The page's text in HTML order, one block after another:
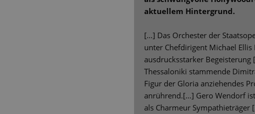
aktuellem Hintergrund.
[…] Das Orchester der
unter Chefdirigent Michael
ausdrucksstarker Begeisterung
Thessaloniki stammende
Figur der Gloria anziehendes
anrührend.[…] Gero Wendorf
als Charmeur Sympathieträger